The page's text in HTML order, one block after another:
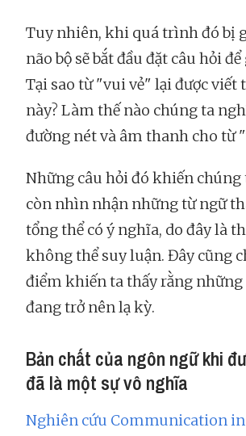
Tuy nhiên, khi quá trình đó bị
não bộ sẽ bắt đầu đặt câu hỏi
Tại sao từ "vui vẻ" lại được viết
này? Làm thế nào chúng ta
đường nét và âm thanh cho từ
Những câu hỏi đó khiến
còn nhìn nhận những từ ngữ
tổng thể có ý nghĩa, do đây là
không thể suy luận. Đây cũng
điểm khiến ta thấy rằng những
đang trở nên lạ kỳ.
Bản chất của ngôn ngữ khi
đã là một sự vô nghĩa
Nghiên cứu Communication in